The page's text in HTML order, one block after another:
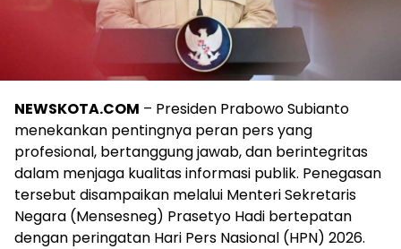
NEWSKOTA.COM – Presiden Prabowo Subianto
menekankan pentingnya peran pers yang
profesional, bertanggung jawab, dan berintegritas
dalam menjaga kualitas informasi publik. Penegasan
tersebut disampaikan melalui Menteri Sekretaris
Negara (Mensesneg) Prasetyo Hadi bertepatan
dengan peringatan Hari Pers Nasional (HPN) 2026.